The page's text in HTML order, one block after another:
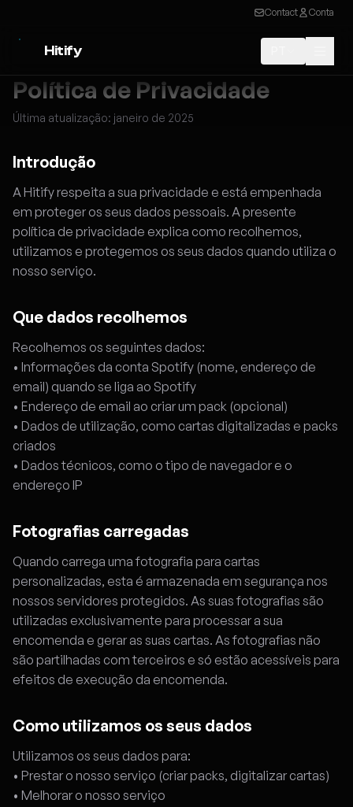
Contact Conta
Hitify
Política de Privacidade
Última atualização: janeiro de 2025
Introdução
A Hitify respeita a sua privacidade e está empenhada
em proteger os seus dados pessoais. A presente
política de privacidade explica como recolhemos,
utilizamos e protegemos os seus dados quando utiliza o
nosso serviço.
Que dados recolhemos
Recolhemos os seguintes dados:
• Informações da conta Spotify (nome, endereço de
email) quando se liga ao Spotify
• Endereço de email ao criar um pack (opcional)
• Dados de utilização, como cartas digitalizadas e packs
criados
• Dados técnicos, como o tipo de navegador e o
endereço IP
Fotografias carregadas
Quando carrega uma fotografia para cartas
personalizadas, esta é armazenada em segurança nos
nossos servidores protegidos. As suas fotografias são
utilizadas exclusivamente para processar a sua
encomenda e gerar as suas cartas. As fotografias não
são partilhadas com terceiros e só estão acessíveis para
efeitos de execução da encomenda.
Como utilizamos os seus dados
Utilizamos os seus dados para:
• Prestar o nosso serviço (criar packs, digitalizar cartas)
• Melhorar o nosso serviço